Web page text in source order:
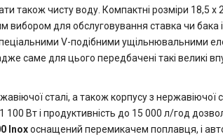
також чисту воду. Компактні розміри 18,5 x
вибором для обслуговування ставка чи
V-подібними ущільнювальними
саме для цього передбачені такі великі
сталі, а також корпусу з нержавіючої
Вт і продуктивність до 15 000 л/год
Inoxоснащений перемикачем поплавця, і